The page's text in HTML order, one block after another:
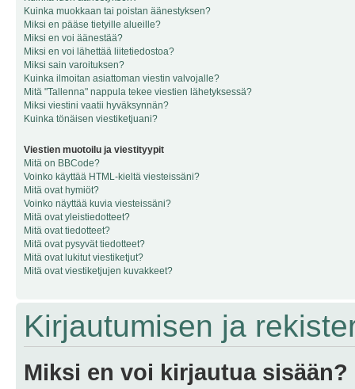
Kuinka muokkaan tai poistan äänestyksen?
Miksi en pääse tietyille alueille?
Miksi en voi äänestää?
Miksi en voi lähettää liitetiedostoa?
Miksi sain varoituksen?
Kuinka ilmoitan asiattoman viestin valvojalle?
Mitä "Tallenna" nappula tekee viestien lähetyksessä?
Miksi viestini vaatii hyväksynnän?
Kuinka tönäisen viestiketjuani?
Viestien muotoilu ja viestityypit
Mitä on BBCode?
Voinko käyttää HTML-kieltä viesteissäni?
Mitä ovat hymiöt?
Voinko näyttää kuvia viesteissäni?
Mitä ovat yleistiedotteet?
Mitä ovat tiedotteet?
Mitä ovat pysyvät tiedotteet?
Mitä ovat lukitut viestiketjut?
Mitä ovat viestiketjujen kuvakkeet?
Kirjautumisen ja
Miksi en voi kirjautua sisään?